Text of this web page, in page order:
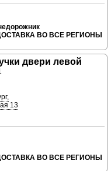
ВО ВСЕ РЕГИОНЫ
двери левой
13
ВО ВСЕ РЕГИОНЫ